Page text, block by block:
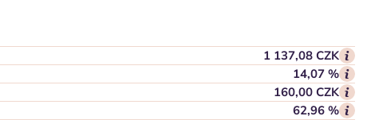
1 137,08 CZK
14,07 %
160,00 CZK
62,96 %